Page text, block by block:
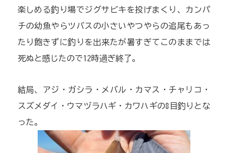
楽しめる釣り場でジグサビキを投げまくり、カンパ
チの幼魚やらツバスの小さいやつやらの追尾もあっ
たり飽きずに釣りを出来たが暑すぎてこのままでは
死ぬと感じたので12時過ぎ終了。
結局、アジ・ガシラ・メバル・カマス・チャリコ・
スズメダイ・ウマヅラハギ・カワハギの8目釣りとな
った。